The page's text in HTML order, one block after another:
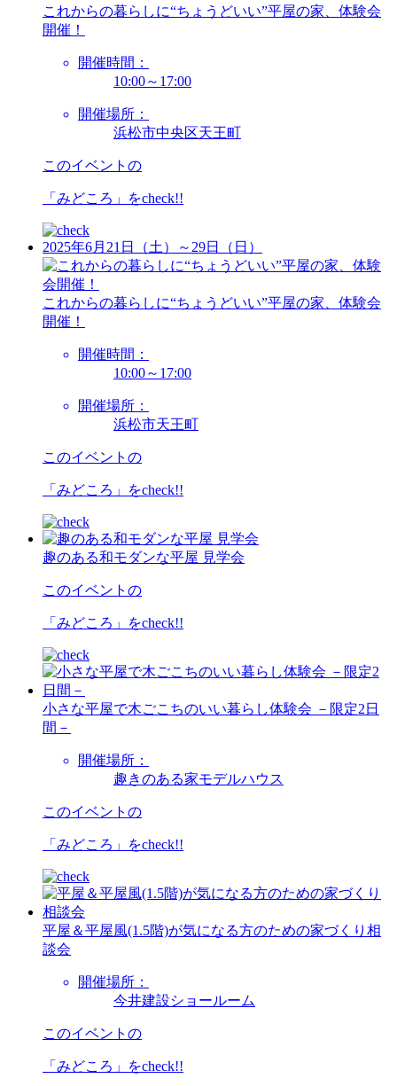
これからの暮らしに“ちょうどいい”平屋の家、体験会
開催！
開催時間：
10:00～17:00
開催場所：
浜松市中央区天王町
このイベントの
「みどころ」をcheck!!
2025年6月21日（土）～29日（日）
これからの暮らしに“ちょうどいい”平屋の家、体験会
開催！
開催時間：
10:00～17:00
開催場所：
浜松市天王町
このイベントの
「みどころ」をcheck!!
趣のある和モダンな平屋 見学会
このイベントの
「みどころ」をcheck!!
小さな平屋で木ごこちのいい暮らし体験会 －限定2日
間－
開催場所：
趣きのある家モデルハウス
このイベントの
「みどころ」をcheck!!
平屋＆平屋風(1.5階)が気になる方のための家づくり相
談会
開催場所：
今井建設ショールーム
このイベントの
「みどころ」をcheck!!